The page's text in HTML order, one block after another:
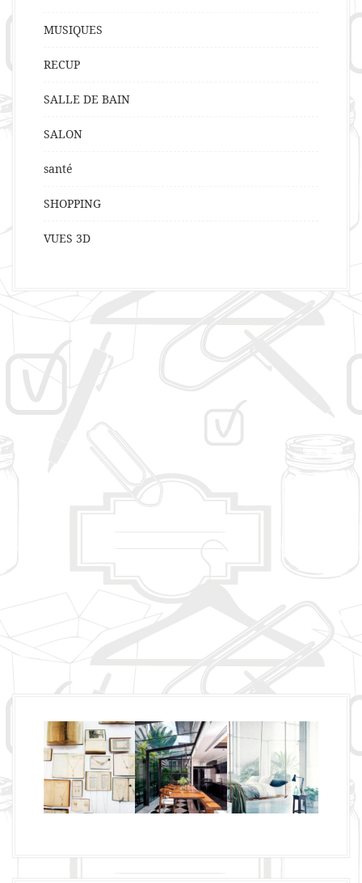
MUSIQUES
RECUP
SALLE DE BAIN
SALON
santé
SHOPPING
VUES 3D